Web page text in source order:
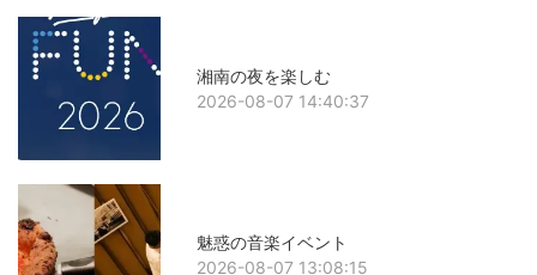
湘南の夜を楽しむ
2026-08-07 14:40:37
魅惑の音楽イベント
2026-08-07 13:08:15